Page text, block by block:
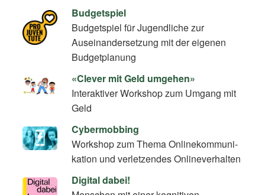
Budgetspiel
Budgetspiel für Jugendliche zur
Auseinandersetzung mit der eigenen
Budgetplanung
«Clever mit Geld umgehen»
Interaktiver Workshop zum Umgang mit
Geld
Cybermobbing
Workshop zum Thema On­line­kom­mu­ni­
ka­ti­on und verletzendes Onlineverhalten
Digital dabei!